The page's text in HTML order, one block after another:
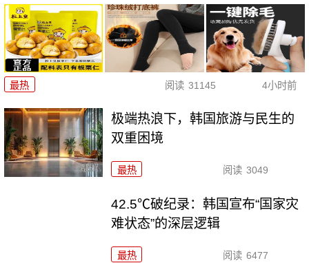
最热 阅读 31145 4小时前
极端热浪下，韩国旅游与民生的
双重困境
最热 阅读 3049
42.5℃破纪录：韩国宣布“国家灾
难状态”的深层逻辑
最热 阅读 6477